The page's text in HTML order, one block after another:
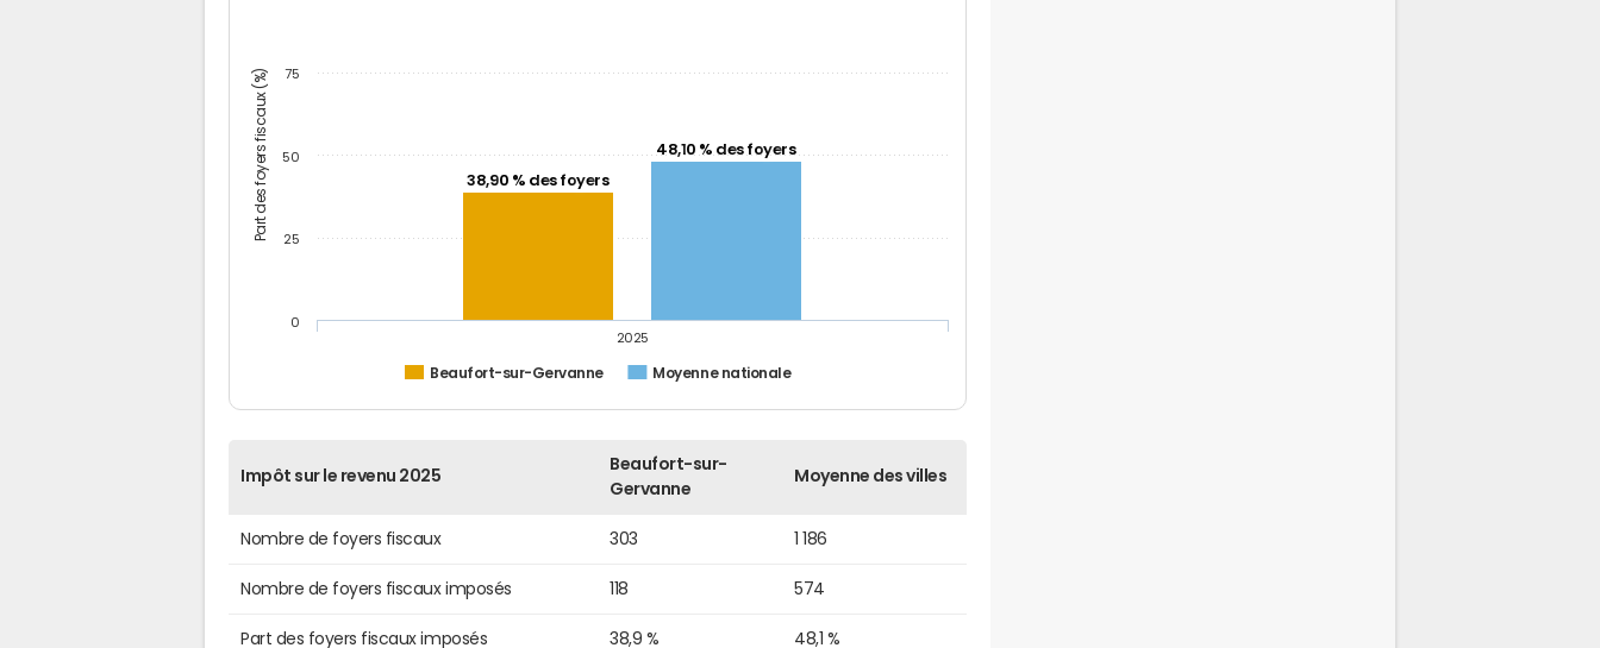
Part des foyers fiscaux (%) 38,90 % des foyers
48,10 % des foyers
Beaufort-sur-Gervanne Moyenne nationale
2025
0
25
50
75
Impôt sur le revenu 2025
Beaufort-sur-
Gervanne
Moyenne des villes
Nombre de foyers fiscaux 303 1 186
Nombre de foyers fiscaux imposés 118 574
Part des foyers fiscaux imposés 38,9 % 48,1 %